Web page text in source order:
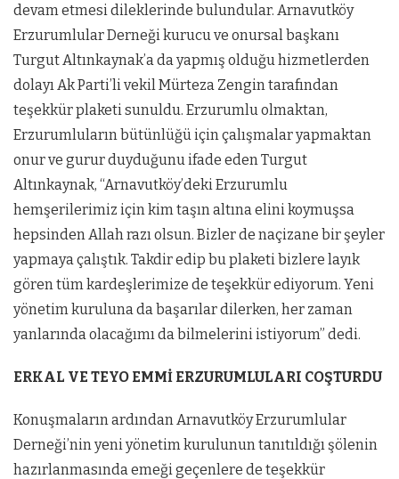
devam etmesi dileklerinde bulundular. Arnavutköy
Erzurumlular Derneği kurucu ve onursal başkanı
Turgut Altınkaynak’a da yapmış olduğu hizmetlerden
dolayı Ak Parti’li vekil Mürteza Zengin tarafından
teşekkür plaketi sunuldu. Erzurumlu olmaktan,
Erzurumluların bütünlüğü için çalışmalar yapmaktan
onur ve gurur duyduğunu ifade eden Turgut
Altınkaynak, “Arnavutköy’deki Erzurumlu
hemşerilerimiz için kim taşın altına elini koymuşsa
hepsinden Allah razı olsun. Bizler de naçizane bir şeyler
yapmaya çalıştık. Takdir edip bu plaketi bizlere layık
gören tüm kardeşlerimize de teşekkür ediyorum. Yeni
yönetim kuruluna da başarılar dilerken, her zaman
yanlarında olacağımı da bilmelerini istiyorum” dedi.
ERKAL VE TEYO EMMİ ERZURUMLULARI COŞTURDU
Konuşmaların ardından Arnavutköy Erzurumlular
Derneği’nin yeni yönetim kurulunun tanıtıldığı şölenin
hazırlanmasında emeği geçenlere de teşekkür